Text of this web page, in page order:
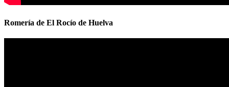
Romería de El Rocío de Huelva